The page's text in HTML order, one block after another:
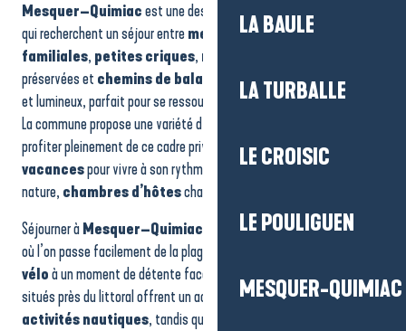
LA BAULE
LA TURBALLE
LE CROISIC
LE POULIGUEN
MESQUER-QUIMIAC
Location 5 personnes - Mme OLIVRY
Location de vacances - Maison 6 personnes Le Mouet - M. Callebaut
Camping - Le Praderoi
Camping - Le Welcome
Le Clos de Botelo
Location de vacances - Maison 7 personnes Golf 1 - Mme Roblin
Studio l'Ibis
Location de vacances - Maison rdc 4 personnes - M. Grenet
Camping - Village vacances Cévéo Château de Tréambert
Location de vacances - Maison 8 personnes - M. Morio
Mesquer–Quimiacest une destination prisée pour celles et ceux
qui recherchent un séjour entremer nature.Plages
familiales, petites criques, marais salants
préservées et chemins de balade
composent un décor apaisant
et lumineux, parfait pour se ressourcer.
La commune propose une variété d’hébergements permettant de
profiter pleinement de ce cadre privilégié :locations de
vacancespour vivre à son rythme, campingsproches de la
nature, chambres d’hôteschaleureuses ou hôtels confortables.
Séjourner àMesquer–Quimiac , c’est savourer un environnement
où l’on passe facilement de la plage aux marais, d’une
véloà un moment de détente face à l’océan. Les hébergements
situés près du littoral offrent un accès direct auxplageset aux
activités nautiques, tandis que ceux implantés du côté des